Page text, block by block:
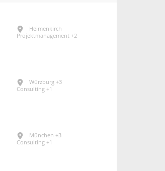
Heimenkirch
Projektmanagement +2
Würzburg +3
Consulting +1
München +3
Consulting +1